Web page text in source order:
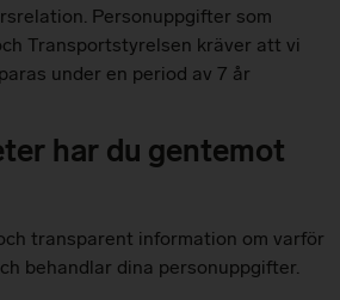
Personuppgifter som
Transportstyrelsen kräver att vi
under en period av 7 år
har du gentemot
transparent information om varför
behandlar dina personuppgifter.